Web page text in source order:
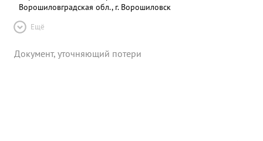
Ворошиловградская обл., г. Ворошиловск
Ещё
Документ, уточняющий потери